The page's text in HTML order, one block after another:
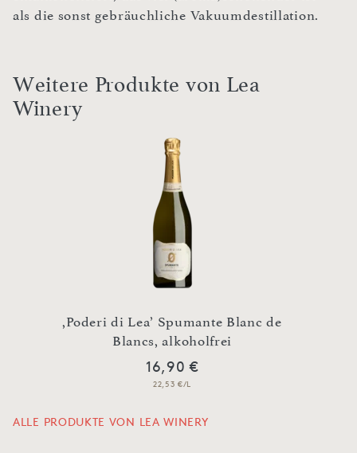
als die sonst gebräuchliche Vakuumdestillation.
Weitere Produkte von Lea
Winery
,Poderi di Lea’ Spumante Blanc de
Blancs, alkoholfrei
16,90 €
22,53 €/L
ALLE PRODUKTE VON LEA WINERY